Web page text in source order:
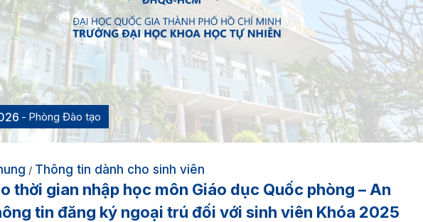
Phòng Đào tạo
/ Thông tin dành cho sinh viên
thời gian nhập học môn Giáo dục Quốc phòng – An
tin đăng ký ngoại trú đối với sinh viên Khóa 2025